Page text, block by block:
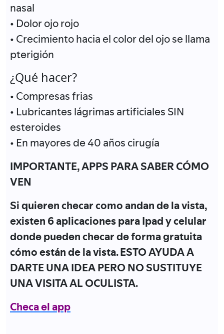
nasal
• Dolor ojo rojo
• Crecimiento hacia el color del ojo se llama
pterigión
¿Qué hacer?
• Compresas frias
• Lubricantes lágrimas artificiales SIN
esteroides
• En mayores de 40 años cirugía
IMPORTANTE, APPS PARA SABER CÓMO
VEN
Si quieren checar como andan de la vista,
existen 6 aplicaciones para Ipad y celular
donde pueden checar de forma gratuita
cómo están de la vista. ESTO AYUDA A
DARTE UNA IDEA PERO NO SUSTITUYE
UNA VISITA AL OCULISTA.
Checa el app